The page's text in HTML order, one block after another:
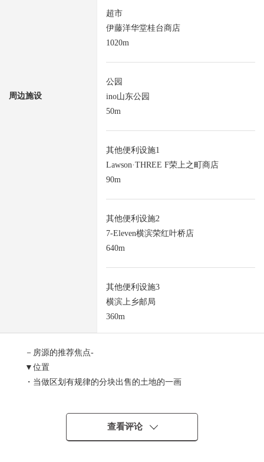
周边施设
超市
伊藤洋华堂桂台商店
1020m
公园
ino山东公园
50m
其他便利设施1
Lawson·THREE F荣上之町商店
90m
其他便利设施2
7-Eleven横滨荣红叶桥店
640m
其他便利设施3
横滨上乡邮局
360m
－房源的推荐焦点-
▼位置
・当做区划有规律的分块出售的土地的一画
比"上之中央"停歩2分
・西侧道路对面"inoyama东公园。"
查看评论